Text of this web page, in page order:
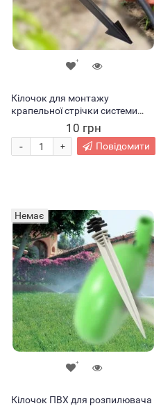
Кілочок для монтажу
крапельної стрічки системи
крапельного поливу (2020)
10 грн
+
- Повідомити
Немає
Кілочок ПВХ для розпилювача